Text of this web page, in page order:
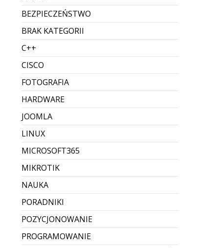
Jak uzyskać dostęp do KSeF 2.0
i pobrać faktury? Instrukcja
krok po kroku
Lead (krótki wstęp) Od 1 lutego 2026 działa
produkcyjnie KSeF 2.0 – i nawet jeśli
obowiązek wystawiania e-faktur wchodzi
etapami, to odbieranie faktur z KSeF dotyczy
wszystkich firm, bo kontrahent może
wystawić dokument i “dostarczyć” g...
Dodane przez Dawid Sobieraj
Brak komentarzy
CZYTAJ WIĘCEJ